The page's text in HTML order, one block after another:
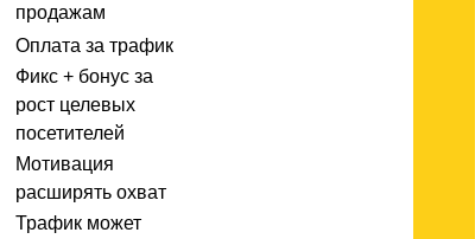
продажам
Оплата за трафик
Фикс + бонус за
рост целевых
посетителей
Мотивация
расширять охват
Трафик может